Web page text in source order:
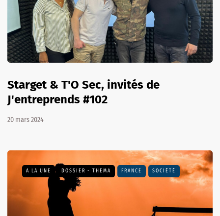
Starget & T'O Sec, invités de
J'entreprends #102
20 mars 2024
A LA UNE DOSSIER - THEMA FRANCE SOCIÉTÉ